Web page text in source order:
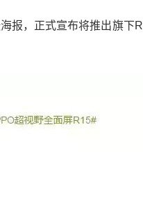
报，正式宣布将推出旗下R